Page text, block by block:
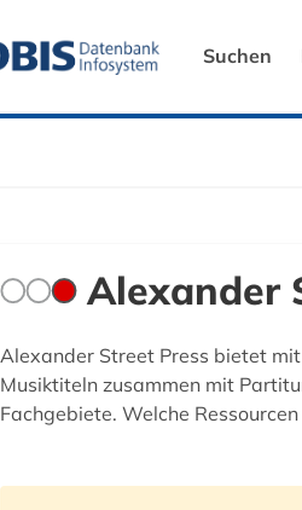
Suchen
Alexander
Alexander Street Press bietet
Musiktiteln zusammen mit
Fachgebiete. Welche